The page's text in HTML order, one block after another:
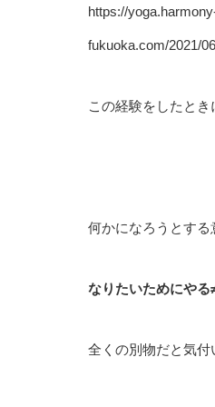
https://
fukuoka.com/2021/
この経験をしたと
何かになろうとす
なりたいためにやる
全くの別物だと気付